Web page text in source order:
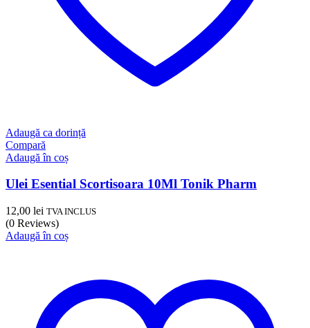
Adaugă ca dorință
Compară
Adaugă în coș
Ulei Esential Scortisoara 10Ml Tonik Pharm
12,00 lei TVA INCLUS
(0 Reviews)
Adaugă în coș